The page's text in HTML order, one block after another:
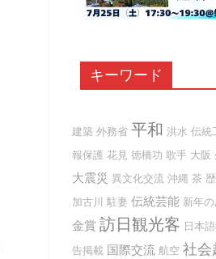
キーワード
建築 外務省 平和 洪水 伝統
報保護 花見 徳橋功 歌手 大阪
大震災 異文化交流 沖縄 茶
加古川 駐妻 伝統芸能 新年
金賞 訪日観光客 日本
告掲載 国際交流 航空 社会